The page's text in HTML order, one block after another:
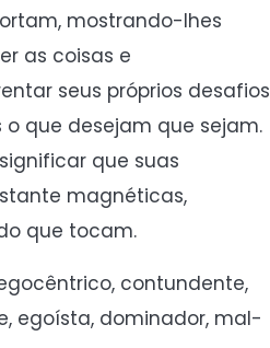
mostrando-lhes
as coisas e
seus próprios desafios
que desejam que sejam.
que suas
magnéticas,
que tocam.
contundente,
egoísta, dominador, mal-